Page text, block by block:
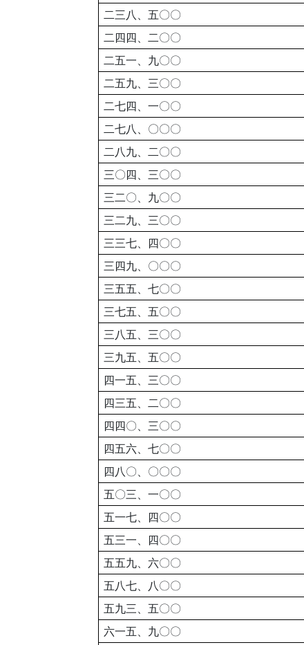
二三八、五〇〇
二四四、二〇〇
二五一、九〇〇
二五九、三〇〇
二七四、一〇〇
二七八、〇〇〇
二八九、二〇〇
三〇四、三〇〇
三二〇、九〇〇
三二九、三〇〇
三三七、四〇〇
三四九、〇〇〇
三五五、七〇〇
三七五、五〇〇
三八五、三〇〇
三九五、五〇〇
四一五、三〇〇
四三五、二〇〇
四四〇、三〇〇
四五六、七〇〇
四八〇、〇〇〇
五〇三、一〇〇
五一七、四〇〇
五三一、四〇〇
五五九、六〇〇
五八七、八〇〇
五九三、五〇〇
六一五、九〇〇